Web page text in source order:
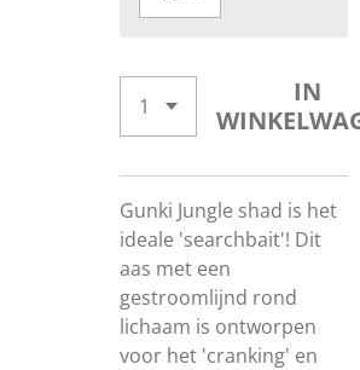
IN
Gunki Jungle shad is het
ideale 'searchbait'! Dit
aas met een
gestroomlijnd rond
lichaam is ontworpen
voor het 'cranking' en